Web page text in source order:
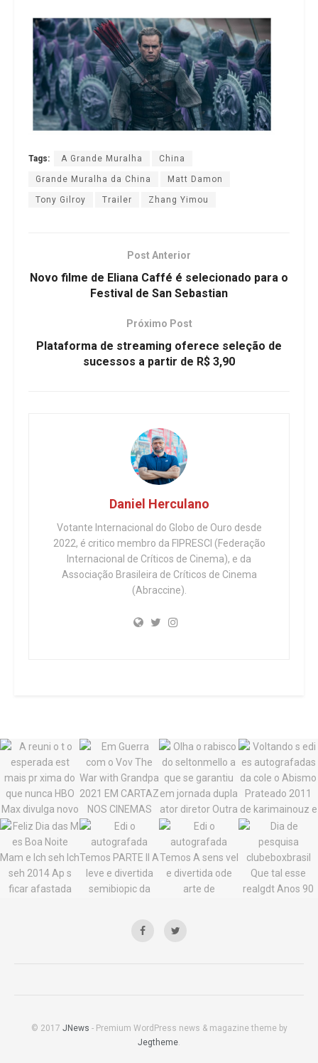
Tags: A Grande Muralha China
Grande Muralha da China Matt Damon
Tony Gilroy Trailer Zhang Yimou
Post Anterior
Novo filme de Eliana Caffé é selecionado para o
Festival de San Sebastian
Próximo Post
Plataforma de streaming oferece seleção de
sucessos a partir de R$ 3,90
Daniel Herculano
Votante Internacional do Globo de Ouro desde
2022, é critico membro da FIPRESCI (Federação
Internacional de Críticos de Cinema), e da
Associação Brasileira de Críticos de Cinema
(Abraccine).
© 2017 JNews - Premium WordPress news & magazine theme by
Jegtheme.